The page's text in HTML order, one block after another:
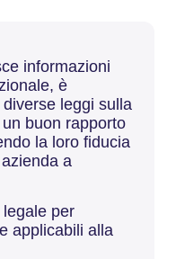
informazioni
è
leggi sulla
buon rapporto
la loro fiducia
a
legale per
applicabili alla